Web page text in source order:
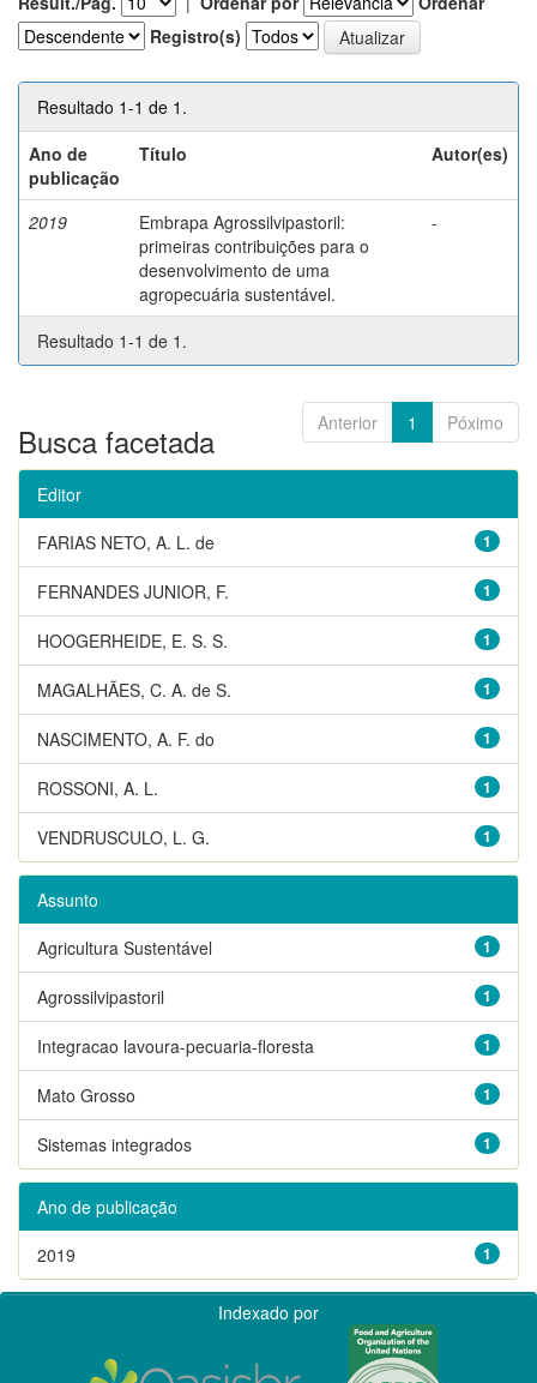
Registro(s)
Resultado 1-1 de 1.
Ano de
publicação
Título Autor(es)
2019
Embrapa Agrossilvipastoril:
primeiras contribuições para o
desenvolvimento de uma
agropecuária sustentável.
-
Resultado 1-1 de 1.
Anterior 1 Póximo
Busca facetada
Editor
1
FARIAS NETO, A. L. de
1
FERNANDES JUNIOR, F.
1
HOOGERHEIDE, E. S. S.
1
MAGALHÃES, C. A. de S.
1
NASCIMENTO, A. F. do
1
ROSSONI, A. L.
1
VENDRUSCULO, L. G.
Assunto
1
Agricultura Sustentável
1
Agrossilvipastoril
1
Integracao lavoura-pecuaria-floresta
1
Mato Grosso
1
Sistemas integrados
Ano de publicação
1
2019
Indexado por